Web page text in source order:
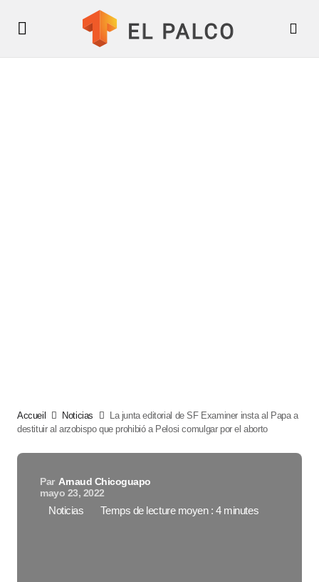
Accueil Noticias
La junta editorial de SF Examiner insta al Papa a
destituir al arzobispo que prohibió a Pelosi comulgar por el aborto
Par Arnaud Chicoguapo
mayo 23, 2022
Noticias Temps de lecture moyen : 4 minutes